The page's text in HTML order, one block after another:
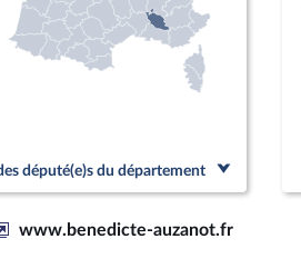
député(e)s du département
www.benedicte-auzanot.fr